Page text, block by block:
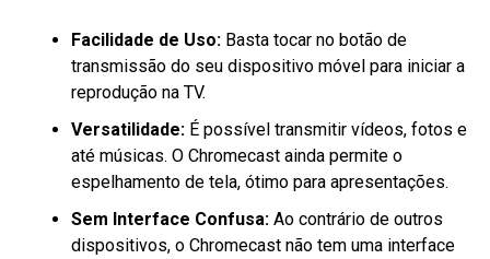
Facilidade de Uso: Basta tocar no botão de
transmissão do seu dispositivo móvel para iniciar a
reprodução na TV.
Versatilidade: É possível transmitir vídeos, fotos e
até músicas. O Chromecast ainda permite o
espelhamento de tela, ótimo para apresentações.
Sem Interface Confusa: Ao contrário de outros
dispositivos, o Chromecast não tem uma interface